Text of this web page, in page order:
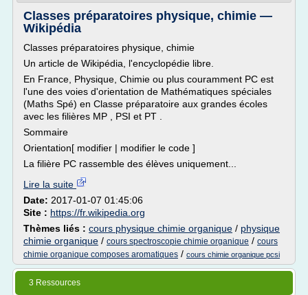
Classes préparatoires physique, chimie —
Wikipédia
Classes préparatoires physique, chimie
Un article de Wikipédia, l'encyclopédie libre.
En France, Physique, Chimie ou plus couramment PC est
l'une des voies d'orientation de Mathématiques spéciales
(Maths Spé) en Classe préparatoire aux grandes écoles
avec les filières MP , PSI et PT .
Sommaire
Orientation[ modifier | modifier le code ]
La filière PC rassemble des élèves uniquement...
Lire la suite
Date: 2017-01-07 01:45:06
Site : https://fr.wikipedia.org
Thèmes liés : cours physique chimie organique / physique
chimie organique / cours spectroscopie chimie organique / cours
chimie organique composes aromatiques / cours chimie organique pcsi
3 Ressources